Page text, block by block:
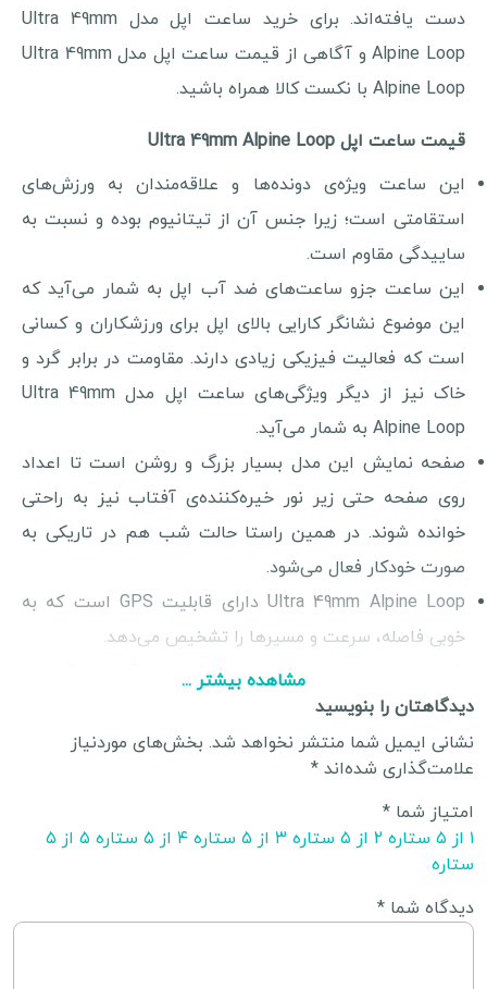
دست یافته‌اند. برای خرید ساعت اپل مدل Ultra 49mm
Alpine Loop و آگاهی از قیمت ساعت اپل مدل Ultra 49mm
Alpine Loop با نکست کالا همراه باشید.
قیمت ساعت اپل Ultra 49mm Alpine Loop
این ساعت ویژه‌ی دونده‌ها و علاقه‌مندان به ورزش‌های
استقامتی است؛ زیرا جنس آن از تیتانیوم بوده و نسبت به
ساییدگی مقاوم است.
این ساعت جزو ساعت‌های ضد آب اپل به شمار می‌آید که
این موضوع نشانگر کارایی بالای اپل برای ورزشکاران و کسانی
است که فعالیت فیزیکی زیادی دارند. مقاومت در برابر گرد و
خاک نیز از دیگر ویژگی‌های ساعت اپل مدل Ultra 49mm
Alpine Loop به شمار می‌آید.
صفحه نمایش این مدل بسیار بزرگ و روشن است تا اعداد
روی صفحه حتی زیر نور خیره‌کننده‌ی آفتاب نیز به راحتی
خوانده شوند. در همین راستا حالت شب هم در تاریکی به
صورت خودکار فعال می‌شود.
Ultra 49mm Alpine Loop دارای قابلیت GPS است که به
خوبی فاصله، سرعت و مسیرها را تشخیص می‌دهد.
یکی از بهترین قابلیت‌های این مدل که خرید آن را به گزینه‌ی
مناسبی تبدیل می‌کند، عمر باتری طولانی این ساعت است.
این قابلیت مناسب کسانی است که به سفرهای طولانی مدت
در طبیعت علاقه دارند؛ چرا که عمر باتری این مدل در حالت
عادی 36 ساعت است و اگر در حالت ورزشی مورد استفاده
قرار گیرد، تا 17 ساعت شارژ را نگه می‌دارد.
Alpine Loop را افزایش می‌دهد.
مشاهده بیشتر ...
دیدگاهتان را بنویسید
نشانی ایمیل شما منتشر نخواهد شد. بخش‌های موردنیاز
علامت‌گذاری شده‌اند *
امتیاز شما *
۱ از ۵ ستاره
۲ از ۵ ستاره ۳ از ۵ ستاره ۴ از ۵ ستاره
۵ از ۵
ستاره
دیدگاه شما *